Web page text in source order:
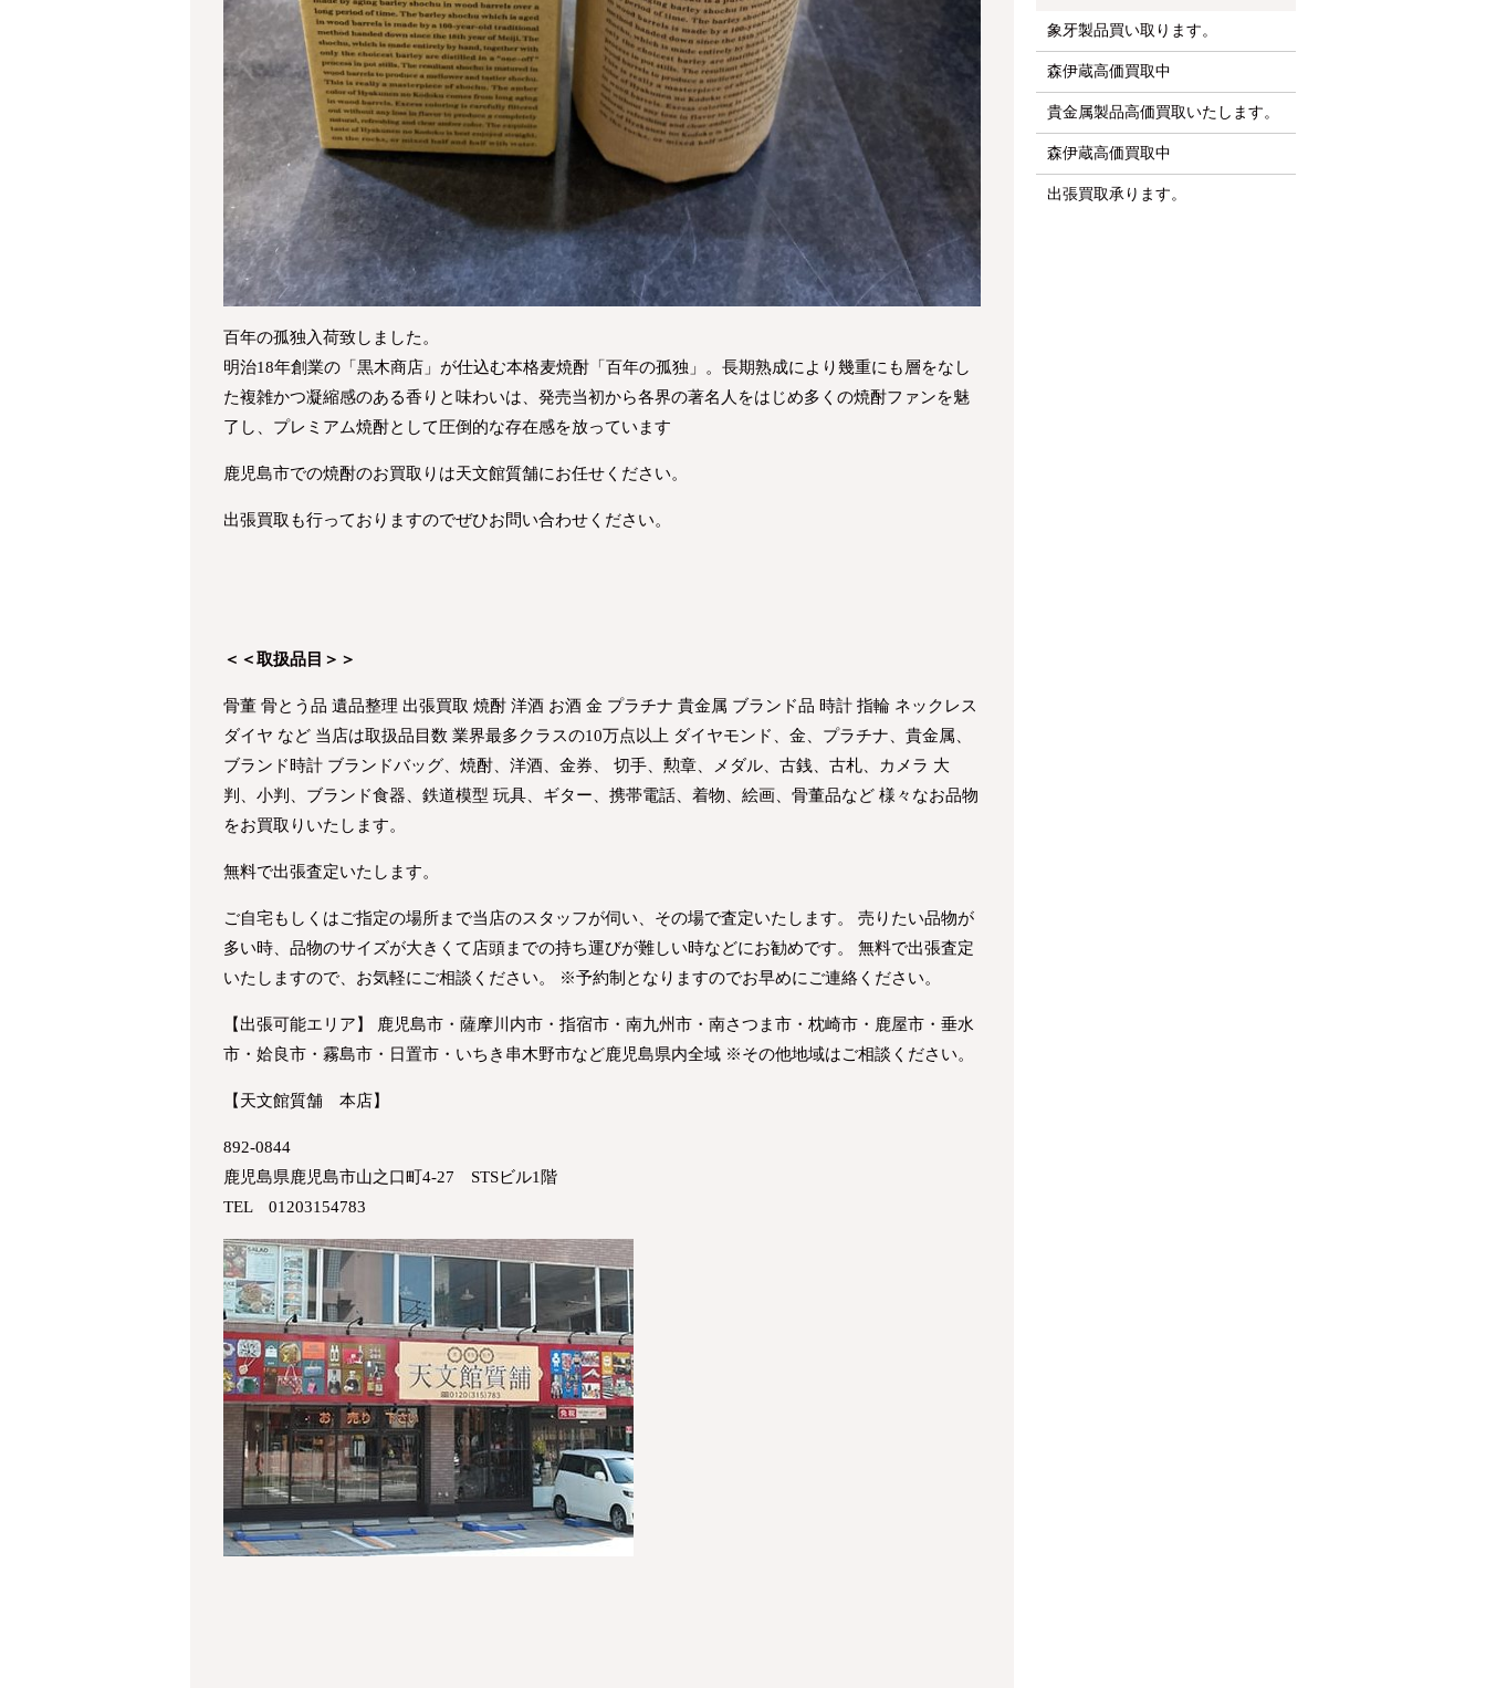
百年の孤独入荷致しました。
明治18年創業の「黒木商店」が仕込む本格麦焼酎「百年の孤独」。長期熟成により幾重にも層をなし
た複雑かつ凝縮感のある香りと味わいは、発売当初から各界の著名人をはじめ多くの焼酎ファンを魅
了し、プレミアム焼酎として圧倒的な存在感を放っています
鹿児島市での焼酎のお買取りは天文館質舗にお任せください。
出張買取も行っておりますのでぜひお問い合わせください。
＜＜取扱品目＞＞
骨董 骨とう品 遺品整理 出張買取 焼酎 洋酒 お酒 金 プラチナ 貴金属 ブランド品 時計 指輪 ネックレス
ダイヤ など 当店は取扱品目数 業界最多クラスの10万点以上 ダイヤモンド、金、プラチナ、貴金属、
ブランド時計 ブランドバッグ、焼酎、洋酒、金券、 切手、勲章、メダル、古銭、古札、カメラ 大
判、小判、ブランド食器、鉄道模型 玩具、ギター、携帯電話、着物、絵画、骨董品など 様々なお品物
をお買取りいたします。
無料で出張査定いたします。
ご自宅もしくはご指定の場所まで当店のスタッフが伺い、その場で査定いたします。 売りたい品物が
多い時、品物のサイズが大きくて店頭までの持ち運びが難しい時などにお勧めです。 無料で出張査定
いたしますので、お気軽にご相談ください。 ※予約制となりますのでお早めにご連絡ください。
【出張可能エリア】 鹿児島市・薩摩川内市・指宿市・南九州市・南さつま市・枕崎市・鹿屋市・垂水
市・姶良市・霧島市・日置市・いちき串木野市など鹿児島県内全域 ※その他地域はご相談ください。
【天文館質舗 本店】
892-0844
鹿児島県鹿児島市山之口町4-27 STSビル1階
TEL 01203154783
象牙製品買い取ります。
森伊蔵高価買取中
貴金属製品高価買取いたします。
森伊蔵高価買取中
出張買取承ります。